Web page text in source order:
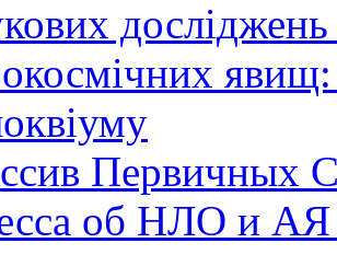
Первичных
об НЛО и